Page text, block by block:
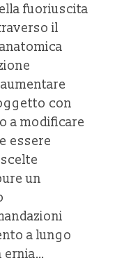
fuoriuscita
il
con
a modificare
essere
un
a lungo
ernia…